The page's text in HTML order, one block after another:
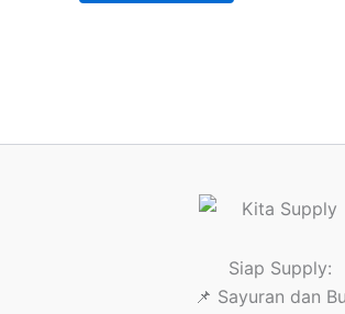
Siap Supply:
📌 Sayuran dan